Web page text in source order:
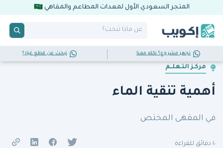
المتجر السعودي الأول لمعدات المطاعم والمقاهي
تجهز مشروع؟ تكلم معنا تبحث عن قطع غيار؟
مركـز التـعلــم
أهمية تنقية الماء
في المقهى المختص
١٠ دقائق للقراءة